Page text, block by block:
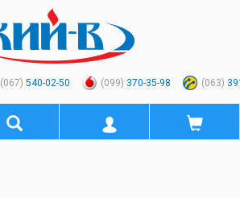
(067) 540-02-50 (099) 370-35-98 (063)